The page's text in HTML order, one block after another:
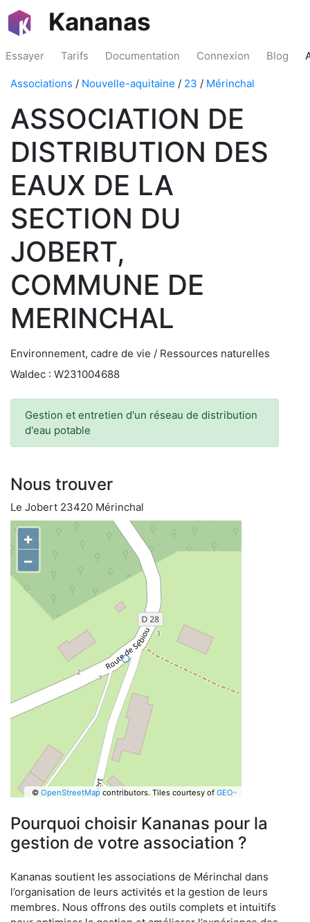
Kananas
Essayer Tarifs Documentation Connexion Blog
Associations / Nouvelle-aquitaine / 23 / Mérinchal
ASSOCIATION DE
DISTRIBUTION DES
EAUX DE LA
SECTION DU
JOBERT,
COMMUNE DE
MERINCHAL
Environnement, cadre de vie / Ressources naturelles
Waldec : W231004688
Gestion et entretien d'un réseau de distribution
d'eau potable
Nous trouver
Le Jobert 23420 Mérinchal
+
−
© OpenStreetMapcontributors. Tiles courtesy of GEO-
Pourquoi choisir Kananas pour la
gestion de votre association ?
Kananas soutient les associations de Mérinchal dans
l’organisation de leurs activités et la gestion de leurs
membres. Nous offrons des outils complets et intuitifs